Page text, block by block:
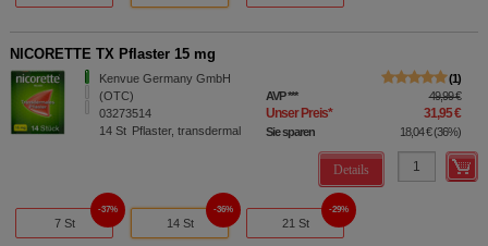
NICORETTE TX Pflaster 15 mg
Kenvue Germany GmbH
(OTC)
03273514
14 St Pflaster, transdermal
1
AVP*** 49,99 €
Unser Preis* 31,95 €
Sie sparen 18,04 €(36%)
Details
7 St
37%
14 St
36%
21 St
29%